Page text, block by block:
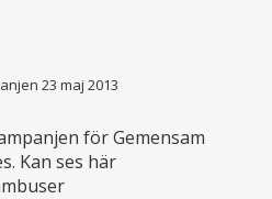
23 maj 2013
för Gemensam
Kan ses här